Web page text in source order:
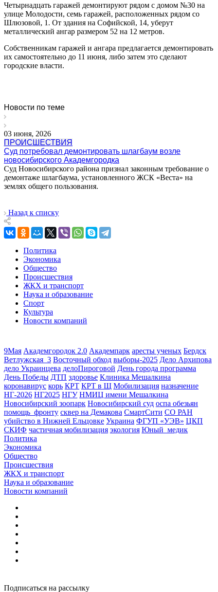
Четырнадцать гаражей демонтируют рядом с домом №30 на
улице Молодости, семь гаражей, расположенных рядом со
Шлюзовой, 1. От здания на Софийской, 14, уберут
металлический ангар размером 52 на 12 метров.
Собственникам гаражей и ангара предлагается демонтировать
их самостоятельно до 11 июня, либо затем это сделают
городские власти.
Новости по теме
03 июня, 2026
ПРОИСШЕСТВИЯ
Суд потребовал демонтировать шлагбаум возле
новосибирского Академгородка
Суд Новосибирского района признал законным требование о
демонтаже шлагбаума, установленного ЖСК «Веста» на
землях общего пользования.
Назад к списку
Политика
Экономика
Общество
Происшествия
ЖКХ и транспорт
Наука и образование
Спорт
Культура
Новости компаний
9Мая Академгородок 2.0 Академпарк аресты ученых Бердск
Ветлужская_3 Восточный обход выборы-2025 Дело Архипова
дело Украинцева делоПироговой День города программа
День Победы ДТП здоровье Клиника Мешалкина
коронавирус корь КРТ КРТ в Щ Мобилизация назначение
НГ-2026 НГ2025 НГУ НМИЦ имени Мешалкина
Новосибирский зоопарк Новосибирский суд оспа обезьян
помощь_фронту сквер на Демакова СмартСити СО РАН
убийство в Нижней Ельцовке Украина ФГУП «УЭВ» ЦКП
СКИФ частичная мобилизация экология Юный_медик
Политика
Экономика
Общество
Происшествия
ЖКХ и транспорт
Наука и образование
Новости компаний
Подписаться на рассылку